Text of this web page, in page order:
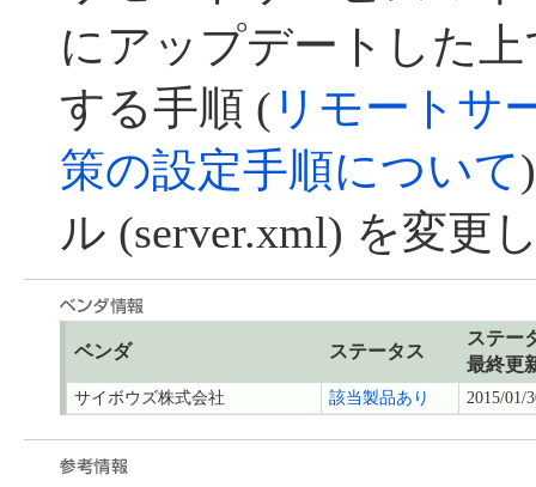
にアップデートした
する手順 ( リモートサ
策の設定手順について
ル (server.xml) を変更
ベンダ ステータス
ステー
最終更
サイボウズ株式会社 該当製品あり 2015/01/